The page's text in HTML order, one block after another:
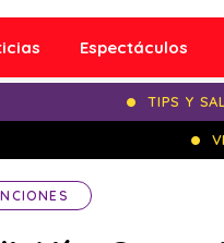
Espectáculos
TIPS Y